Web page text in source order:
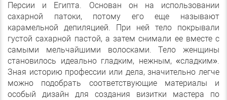
Персии и Египта. Основан он на использовании
сахарной патоки, потому его еще называют
карамельной депиляцией. При ней тело покрывали
густой сахарной пастой, а затем снимали ее вместе с
самыми мельчайшими волосками. Тело женщины
становилось идеально гладким, нежным, «сладким».
Зная историю профессии или дела, значительно легче
можно подобрать соответствующие материалы и
особый дизайн для создания визитки мастера по